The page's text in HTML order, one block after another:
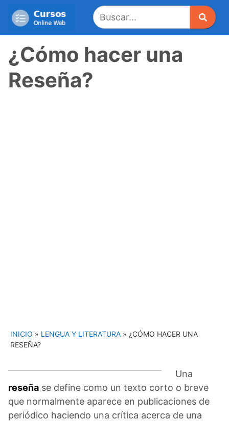
¿Cómo hacer una
Reseña?
INICIO » LENGUA Y LITERATURA » ¿CÓMO HACER UNA
RESEÑA?
Una
reseña se define como un texto corto o breve
que normalmente aparece en publicaciones de
periódico haciendo una crítica acerca de una